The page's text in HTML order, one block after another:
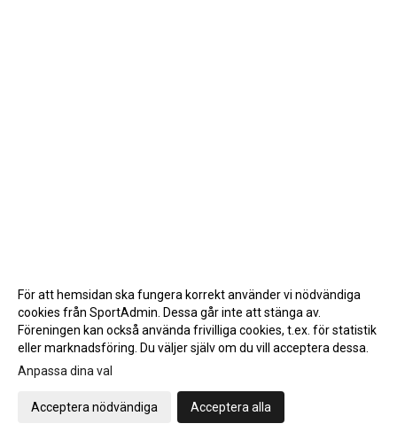
Gå till Webbversion
För att hemsidan ska fungera korrekt använder vi nödvändiga
cookies från SportAdmin. Dessa går inte att stänga av.
Föreningen kan också använda frivilliga cookies, t.ex. för statistik
eller marknadsföring. Du väljer själv om du vill acceptera dessa.
Anpassa dina val
Acceptera nödvändiga Acceptera alla